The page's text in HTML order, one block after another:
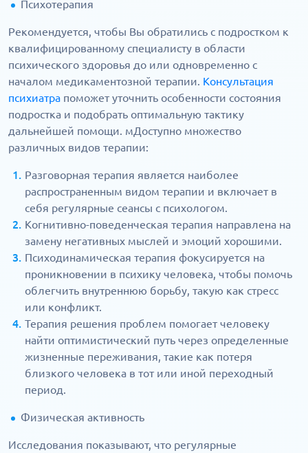
Психотерапия
Рекомендуется, чтобы Вы обратились с подростком к
квалифицированному специалисту в области
психического здоровья до или одновременно с
началом медикаментозной терапии. Консультация
психиатра поможет уточнить особенности состояния
подростка и подобрать оптимальную тактику
дальнейшей помощи. мДоступно множество
различных видов терапии:
Разговорная терапия является наиболее
распространенным видом терапии и включает в
себя регулярные сеансы с психологом.
Когнитивно-поведенческая терапия направлена на
замену негативных мыслей и эмоций хорошими.
Психодинамическая терапия фокусируется на
проникновении в психику человека, чтобы помочь
облегчить внутреннюю борьбу, такую как стресс
или конфликт.
Терапия решения проблем помогает человеку
найти оптимистический путь через определенные
жизненные переживания, такие как потеря
близкого человека в тот или иной переходный
период.
Физическая активность
Исследования показывают, что регулярные